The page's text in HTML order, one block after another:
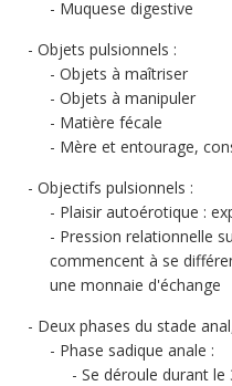
Muquese digestive
Objets pulsionnels :
Objets à maîtriser
Objets à manipuler
Matière fécale
Mère et entourage,
Objectifs pulsionnels :
Plaisir autoérotique :
Pression relationnelle
commencent à se
une monnaie d'échange
Deux phases du stade
Phase sadique anale :
Se déroule durant le